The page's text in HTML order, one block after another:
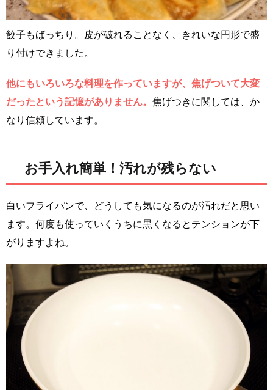
餃子もばっちり。皮が破れることなく、きれいな円形で盛
り付けできました。
他にもいろいろな料理を作っていますが、焦げついて大変
だったという記憶がありません。 焦げつきに関しては、か
なり信頼しています。
お手入れ簡単！汚れが残らない
白いフライパンで、どうしても気になるのが汚れだと思い
ます。何度も使っていくうちに黒くなるとテンションが下
がりますよね。